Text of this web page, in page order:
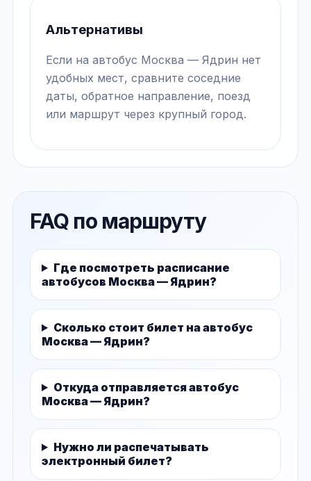
Альтернативы
Если на автобус Москва — Ядрин нет
удобных мест, сравните соседние
даты, обратное направление, поезд
или маршрут через крупный город.
FAQ по маршруту
Где посмотреть расписание
автобусов Москва — Ядрин?
Сколько стоит билет на автобус
Москва — Ядрин?
Откуда отправляется автобус
Москва — Ядрин?
Нужно ли распечатывать
электронный билет?